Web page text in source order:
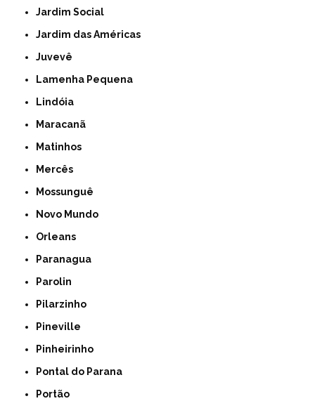
Jardim Social
Jardim das Américas
Juvevê
Lamenha Pequena
Lindóia
Maracanã
Matinhos
Mercês
Mossunguê
Novo Mundo
Orleans
Paranagua
Parolin
Pilarzinho
Pineville
Pinheirinho
Pontal do Parana
Portão